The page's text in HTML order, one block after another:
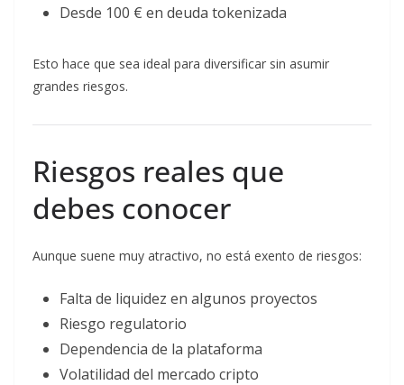
Desde 100 € en deuda tokenizada
Esto hace que sea ideal para diversificar sin asumir
grandes riesgos.
Riesgos reales que
debes conocer
Aunque suene muy atractivo, no está exento de riesgos:
Falta de liquidez en algunos proyectos
Riesgo regulatorio
Dependencia de la plataforma
Volatilidad del mercado cripto